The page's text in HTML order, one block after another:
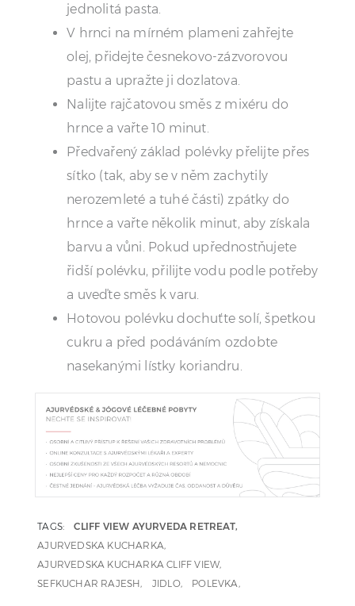
jednolitá pasta.
V hrnci na mírném plameni zahřejte
olej, přidejte česnekovo-zázvorovou
pastu a upražte ji dozlatova.
Nalijte rajčatovou směs z mixéru do
hrnce a vařte 10 minut.
Předvařený základ polévky přelijte přes
sítko (tak, aby se v něm zachytily
nerozemleté a tuhé části) zpátky do
hrnce a vařte několik minut, aby získala
barvu a vůni. Pokud upřednostňujete
řidší polévku, přilijte vodu podle potřeby
a uveďte směs k varu.
Hotovou polévku dochuťte solí, špetkou
cukru a před podáváním ozdobte
nasekanými lístky koriandru.
TAGS:
CLIFF VIEW AYURVEDA RETREAT
AJURVEDSKA KUCHARKA
AJURVEDSKA KUCHARKA CLIFF VIEW
SEFKUCHAR RAJESH
JIDLO POLEVKA